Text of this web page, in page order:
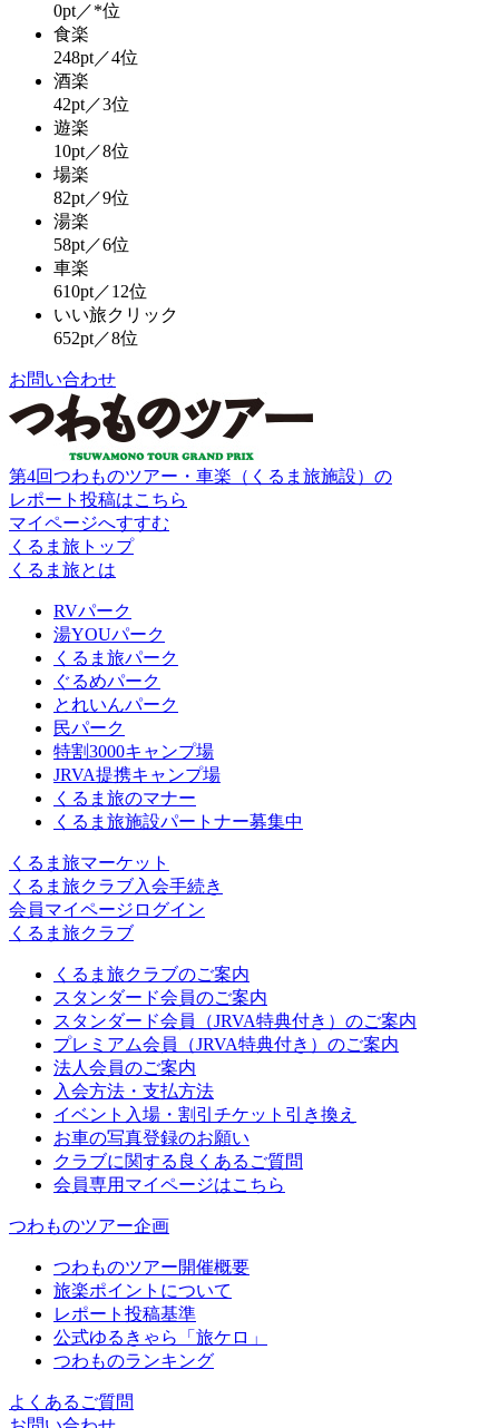
0pt／*位
食楽
248pt／4位
酒楽
42pt／3位
遊楽
10pt／8位
場楽
82pt／9位
湯楽
58pt／6位
車楽
610pt／12位
いい旅クリック
652pt／8位
お問い合わせ
第4回つわものツアー・車楽（くるま旅施設）の
レポート投稿はこちら
マイページへすすむ
くるま旅トップ
くるま旅とは
RVパーク
湯YOUパーク
くるま旅パーク
ぐるめパーク
とれいんパーク
民パーク
特割3000キャンプ場
JRVA提携キャンプ場
くるま旅のマナー
くるま旅施設パートナー募集中
くるま旅マーケット
くるま旅クラブ入会手続き
会員マイページログイン
くるま旅クラブ
くるま旅クラブのご案内
スタンダード会員のご案内
スタンダード会員（JRVA特典付き）のご案内
プレミアム会員（JRVA特典付き）のご案内
法人会員のご案内
入会方法・支払方法
イベント入場・割引チケット引き換え
お車の写真登録のお願い
クラブに関する良くあるご質問
会員専用マイページはこちら
つわものツアー企画
つわものツアー開催概要
旅楽ポイントについて
レポート投稿基準
公式ゆるきゃら「旅ケロ」
つわものランキング
よくあるご質問